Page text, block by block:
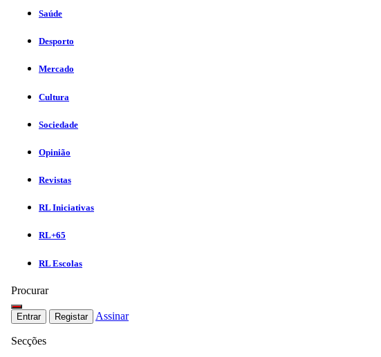
Saúde
Desporto
Mercado
Cultura
Sociedade
Opinião
Revistas
RL Iniciativas
RL+65
RL Escolas
Procurar
Entrar Registar Assinar
Secções